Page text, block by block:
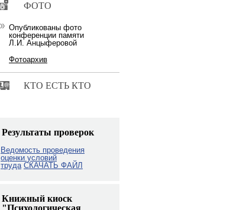
ФОТО
Опубликованы фото
конференции памяти
Л.И. Анцыферовой
Фотоархив
КТО ЕСТЬ КТО
Результаты проверок
Ведомость проведения
оценки условий
труда СКАЧАТЬ ФАЙЛ
Книжный киоск
"Психологическая